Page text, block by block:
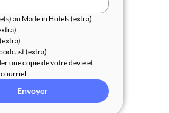
au Made in Hotels (extra)
(extra)
une copie de votre devie et
courriel
Envoyer